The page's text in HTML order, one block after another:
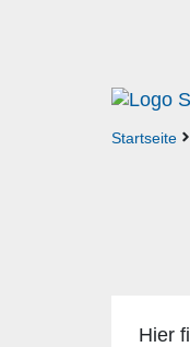
Startseite
Hier